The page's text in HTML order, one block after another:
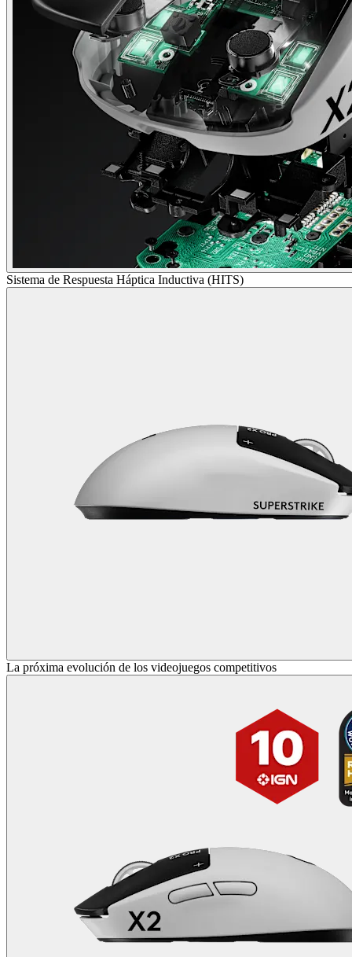
Sistema de Respuesta Háptica Inductiva (HITS)
La próxima evolución de los videojuegos competitivos